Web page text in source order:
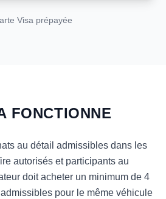
Visa prépayée
FONCTIONNE
au détail admissibles dans les
autorisés et participants au
doit acheter un minimum de 4
pour le même véhicule